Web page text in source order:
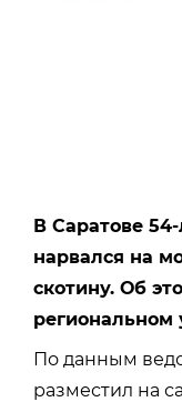
В Саратове
нарвался на
скотину. Об
По данным
разместил на